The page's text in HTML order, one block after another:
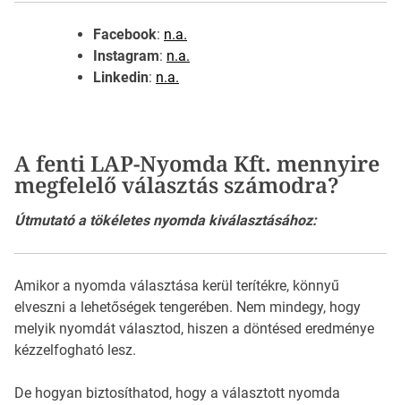
Facebook: n.a.
Instagram: n.a.
Linkedin: n.a.
A fenti LAP-Nyomda Kft. mennyire
megfelelő választás számodra?
Útmutató a tökéletes nyomda kiválasztásához:
Amikor a nyomda választása kerül terítékre, könnyű
elveszni a lehetőségek tengerében. Nem mindegy, hogy
melyik nyomdát választod, hiszen a döntésed eredménye
kézzelfogható lesz.
De hogyan biztosíthatod, hogy a választott nyomda